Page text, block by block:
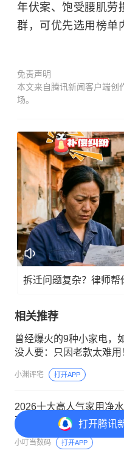
年伏案、饱受腰肌劳
群，可优先选用榜单
免责声明
本文来自腾讯新闻客户端创
场。
打开腾讯
拆迁问题复杂？律师帮
相关推荐
曾经爆火的9种小家电，
没人要：只因老款太难用
小渊评宅 打开APP
2026十大高人气家用净
下式哪种好？选购必看
小叮当数码 打开APP